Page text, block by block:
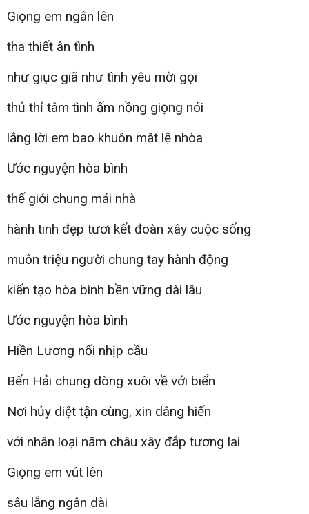
Giọng em ngân lên
tha thiết ân tình
như giục giã như tình yêu mời gọi
thủ thỉ tâm tình ấm nồng giọng nói
lắng lời em bao khuôn mặt lệ nhòa
Ước nguyện hòa bình
thế giới chung mái nhà
hành tinh đẹp tươi kết đoàn xây cuộc sống
muôn triệu người chung tay hành động
kiến tạo hòa bình bền vững dài lâu
Ước nguyện hòa bình
Hiền Lương nối nhịp cầu
Bến Hải chung dòng xuôi về với biển
Nơi hủy diệt tận cùng, xin dâng hiến
với nhân loại năm châu xây đắp tương lai
Giọng em vút lên
sâu lắng ngân dài